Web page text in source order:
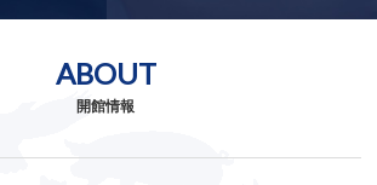
ABOUT
開館情報